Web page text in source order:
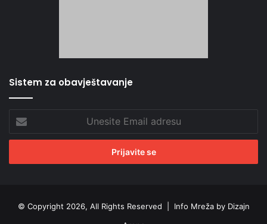
Sistem za obavještavanje
Email
adresu
© Copyright 2026, All Rights Reserved | Info Mreža by Dizajn